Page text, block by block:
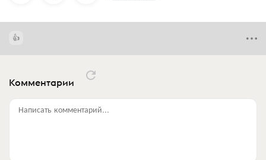
Комментарии
Написать комментарий...